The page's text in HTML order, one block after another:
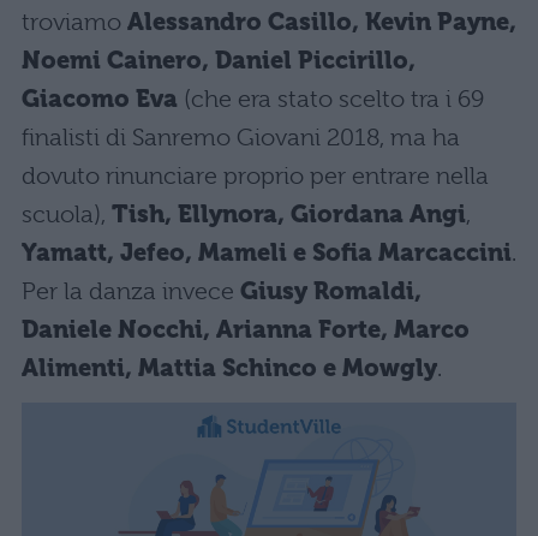
troviamo Alessandro Casillo, Kevin Payne,
Noemi Cainero, Daniel Piccirillo,
Giacomo Eva (che era stato scelto tra i 69
finalisti di Sanremo Giovani 2018, ma ha
dovuto rinunciare proprio per entrare nella
scuola), Tish, Ellynora, Giordana Angi,
Yamatt, Jefeo, Mameli e Sofia Marcaccini.
Per la danza invece Giusy Romaldi,
Daniele Nocchi, Arianna Forte, Marco
Alimenti, Mattia Schinco e Mowgly.